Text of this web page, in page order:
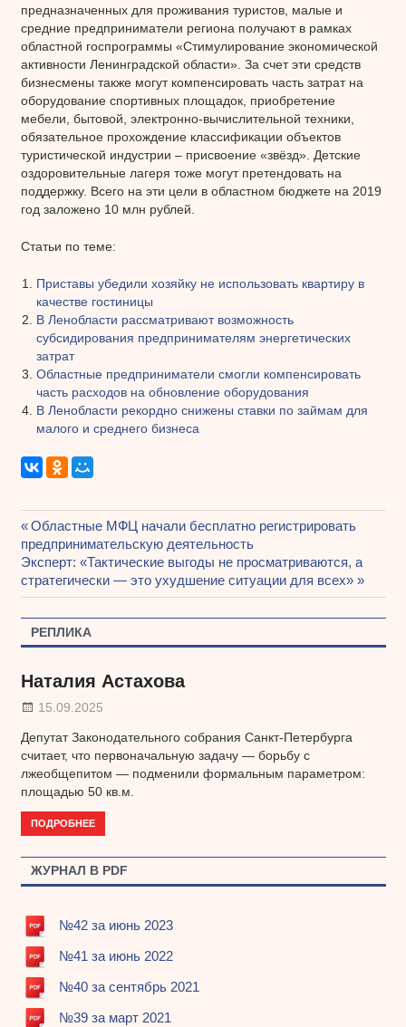
предназначенных для проживания туристов, малые и
средние предприниматели региона получают в рамках
областной госпрограммы «Стимулирование экономической
активности Ленинградской области». За счет эти средств
бизнесмены также могут компенсировать часть затрат на
оборудование спортивных площадок, приобретение
мебели, бытовой, электронно-вычислительной техники,
обязательное прохождение классификации объектов
туристической индустрии – присвоение «звёзд». Детские
оздоровительные лагеря тоже могут претендовать на
поддержку. Всего на эти цели в областном бюджете на 2019
год заложено 10 млн рублей.
Статьи по теме:
Приставы убедили хозяйку не использовать квартиру в
качестве гостиницы
В Ленобласти рассматривают возможность
субсидирования предпринимателям энергетических
затрат
Областные предприниматели смогли компенсировать
часть расходов на обновление оборудования
В Ленобласти рекордно снижены ставки по займам для
малого и среднего бизнеса
Навигация
по
записям
Предыдущая
запись:
Областные МФЦ начали бесплатно регистрировать
предпринимательскую деятельность
Следующая
запись:
Эксперт: «Тактические выгоды не просматриваются, а
стратегически — это ухудшение ситуации для всех»
РЕПЛИКА
Наталия Астахова
15.09.2025
Депутат Законодательного собрания Санкт-Петербурга
считает, что первоначальную задачу — борьбу с
лжеобщепитом — подменили формальным параметром:
площадью 50 кв.м.
ПОДРОБНЕЕ
ЖУРНАЛ В PDF
№42 за июнь 2023
№41 за июнь 2022
№40 за сентябрь 2021
№39 за март 2021